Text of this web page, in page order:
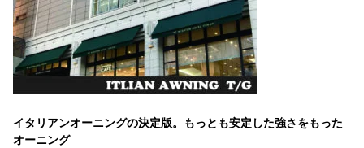
イタリアンオーニングの決定版。もっとも安定した強さをもった
オーニング